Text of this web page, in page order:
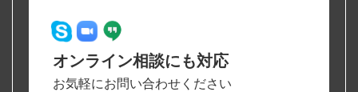
オンライン相談にも対応
お気軽にお問い合わせください